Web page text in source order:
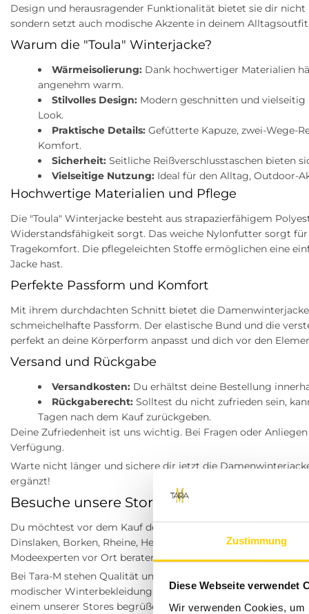
Zustimmung
Diese Webseite verwendet
Wir verwenden Cookies,
Design und herausragender Funktionalität bietet sie dir
sondern setzt auch modische Akzente in deinem
Warum die "Toula" Winterjacke?
Wärmeisolierung: Dank hochwertiger Materialien
angenehm warm.
Stilvolles Design: Modern geschnitten und vielseitig
Look.
Praktische Details: Gefütterte Kapuze, zwei-Wege-
Komfort.
Sicherheit: Seitliche Reißverschlusstaschen bieten
Vielseitige Nutzung: Ideal für den Alltag, Outdoor-
Hochwertige Materialien und Pflege
Die "Toula" Winterjacke besteht aus strapazierfähigem
Widerstandsfähigkeit sorgt. Das weiche Nylonfutter sorgt
Tragekomfort. Die pflegeleichten Stoffe ermöglichen eine
Jacke hast.
Perfekte Passform und Komfort
Mit ihrem durchdachten Schnitt bietet die
schmeichelhafte Passform. Der elastische Bund und die
perfekt an deine Körperform anpasst und dich vor den
Versand und Rückgabe
Versandkosten: Du erhältst deine Bestellung
Rückgaberecht: Solltest du nicht zufrieden sein,
Tagen nach dem Kauf zurückgeben.
Deine Zufriedenheit ist uns wichtig. Bei Fragen oder
Verfügung.
Warte nicht länger und sichere dir jetzt die
ergänzt!
Besuche unsere Stores
Du möchtest vor dem Kauf deine Lieblingsartikel
Dinslaken, Borken, Rheine, Herne, Bocholt, Coesfeld,
Modeexperten vor Ort beraten dich gerne!
Bei Tara-M stehen Qualität und Kundenzufriedenheit an
modischer Winterbekleidung und profitiere von unserem
einem unserer Stores begrüßen zu dürfen!